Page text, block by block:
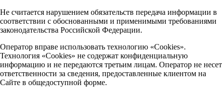
Не считается нарушением обязательств передача информации в
соответствии с обоснованными и применимыми требованиями
законодательства Российской Федерации.
Оператор вправе использовать технологию «Cookies».
Технология «Cookies» не содержат конфиденциальную
информацию и не передаются третьим лицам. Оператор не несет
ответственности за сведения, предоставленные клиентом на
Сайте в общедоступной форме.